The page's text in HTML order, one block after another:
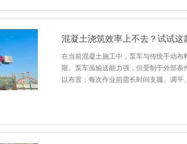
混凝土浇筑效率上不去？试试这
在当前混凝土施工中，泵车与传统手动
限。泵车虽输送能力强，但受制于外部
以布置；每次作业前需长时间支腿、调